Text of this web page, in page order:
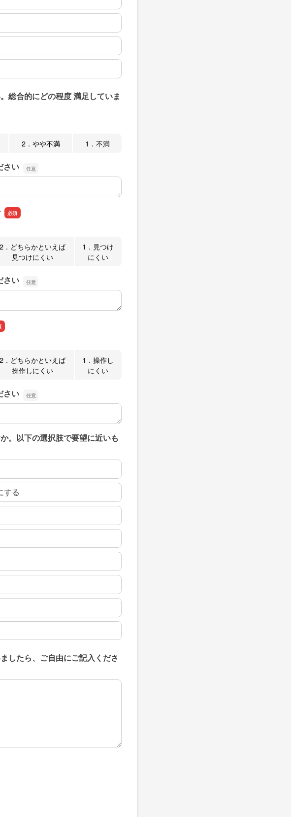
総合的にどの程度 満足していま
2．やや不満 1．不満
さい
い
2．どちらかといえば
見つけにくい
1．見つけ
にくい
さい
い
2．どちらかといえば
操作しにくい
1．操作し
にくい
さい
い
。以下の選択肢で要望に近いも
する
したら、ご自由にご記入くださ
したら、ご自由にご記入ください